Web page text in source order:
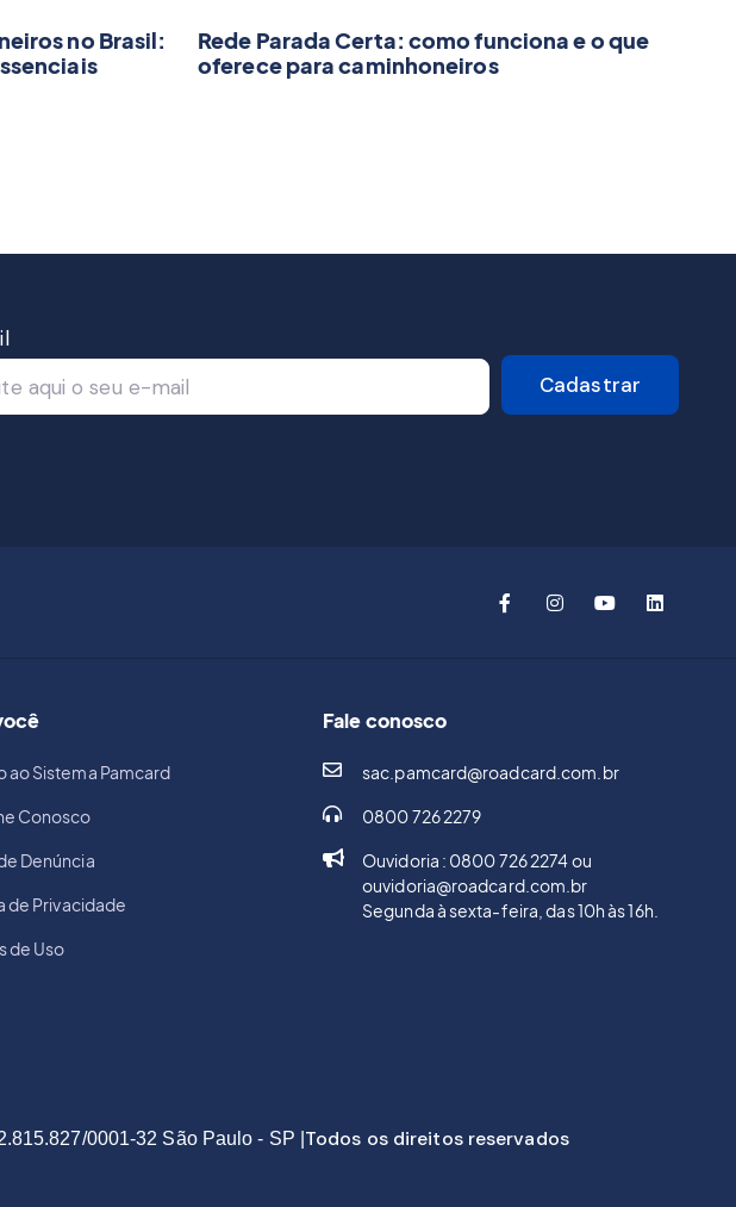
no Brasil:
Rede Parada Certa: como funciona e o que
oferece para caminhoneiros
Cadastrar
ao Sistema Pamcard
Conosco
Denúncia
de Privacidade
de Uso
Fale conosco
sac.pamcard@roadcard.com.br
0800 726 2279
Ouvidoria : 0800 726 2274 ou
ouvidoria@roadcard.com.br
Segunda à sexta-feira, das 10h às 16h.
0001-32 São Paulo - SP | Todos os direitos reservados